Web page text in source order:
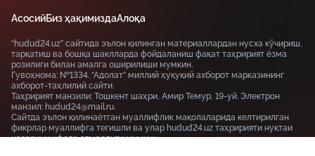
АсосийБиз ҳақимиздаАлоқа
“hudud24.uz” сайтида эълон қилинган материаллардан нусха кўчириш,
тарқатиш ва бошқа шаклларда фойдаланиш фақат таҳририят ёзма
розилиги билан амалга оширилиши мумкин.
Гувоҳнома: №1334. “Адолат” миллий ҳуқуқий ахборот марказининг
ахборот-таҳлилий сайти.
Таҳририят манзили: Тошкент шаҳри, Амир Темур, 19-уй. Электрон
манзил: hudud24@mail.ru.
Сайтда эълон қилинаётган муаллифлик мақолаларида келтирилган
фикрлар муаллифга тегишли ва улар hudud24.uz таҳририяти нуқтаи
назарини ифода этмаслиги мумкин.